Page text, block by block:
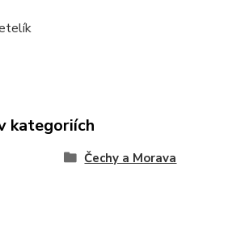
kategoriích
Čechy a Morava